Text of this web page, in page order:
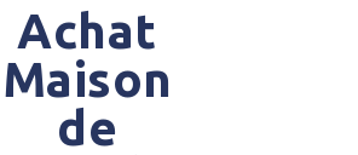
Achat
Maison
de